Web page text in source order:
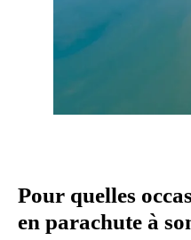
Pour quelles
en parachute à